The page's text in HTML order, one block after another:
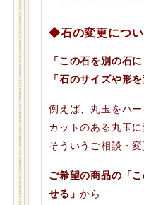
◆石の変更につい
「この石を別の石に
「石のサイズや形を
例えば、丸玉をハー
カットのある丸玉に
そういうご相談・
ご希望の商品の「
せる」から